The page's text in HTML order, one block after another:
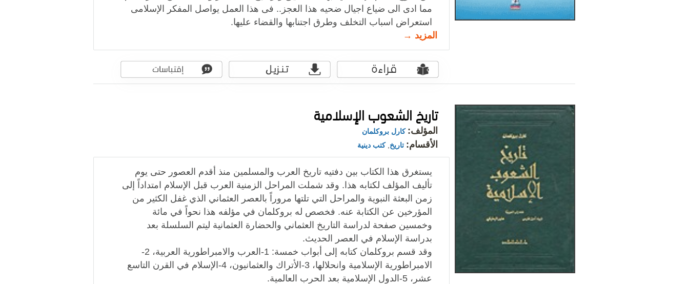
مما ادى الى ضياع اجيال ضحيه هذا العجز.. فى هذا العمل يواصل المفكر الإسلامى
استعراض اسباب التخلف وطرق اجتنابها والقضاء عليها.
المزيد →
تاريخ الشعوب الإسلامية
المؤلف: كارل بروكلمان
الأقسام: تاريخ ,كتب دينية
يستغرق هذا الكتاب بين دفتيه تاريخ العرب والمسلمين منذ أقدم العصور حتى يوم
تأليف المؤلف لكتابه هذا. وقد شملت المراحل الزمنية العرب قبل الإسلام امتداداً إلى
زمن البعثة النبوية والمراحل التي تلتها مروراً بالعصر العثماني الذي غفل الكثير من
المؤرخين عن الكتابة عنه. فخصص له بروكلمان في مؤلفه هذا نحواً في مائة
وخمسين صفحة لدراسة التاريخ العثماني والحضارة العثمانية ليتم السلسلة بعد
بدراسة الإسلام في العصر الحديث.
وقد قسم بروكلمان كتابه إلى أبواب خمسة: 1-العرب والامبراطورية العربية، 2-
الامبراطورية الإسلامية وانحلالها، 3-الأتراك والعثمانيون، 4-الإسلام في القرن التاسع
عشر، 5-الدول الإسلامية بعد الحرب العالمية.